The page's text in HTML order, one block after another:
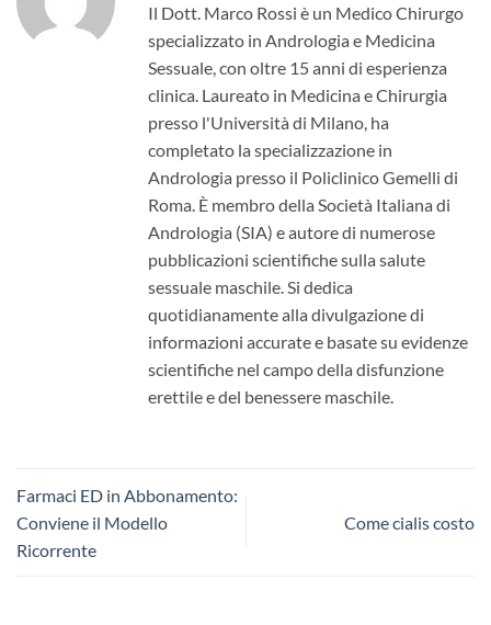
Il Dott. Marco Rossi è un Medico Chirurgo
specializzato in Andrologia e Medicina
Sessuale, con oltre 15 anni di esperienza
clinica. Laureato in Medicina e Chirurgia
presso l'Università di Milano, ha
completato la specializzazione in
Andrologia presso il Policlinico Gemelli di
Roma. È membro della Società Italiana di
Andrologia (SIA) e autore di numerose
pubblicazioni scientifiche sulla salute
sessuale maschile. Si dedica
quotidianamente alla divulgazione di
informazioni accurate e basate su evidenze
scientifiche nel campo della disfunzione
erettile e del benessere maschile.
Farmaci ED in Abbonamento:
Conviene il Modello
Ricorrente
Come cialis costo